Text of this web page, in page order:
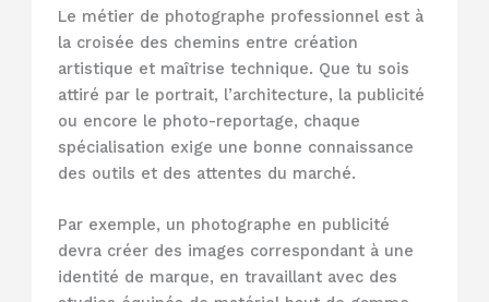
Le métier de photographe professionnel est à
la croisée des chemins entre création
artistique et maîtrise technique. Que tu sois
attiré par le portrait, l’architecture, la publicité
ou encore le photo-reportage, chaque
spécialisation exige une bonne connaissance
des outils et des attentes du marché.
Par exemple, un photographe en publicité
devra créer des images correspondant à une
identité de marque, en travaillant avec des